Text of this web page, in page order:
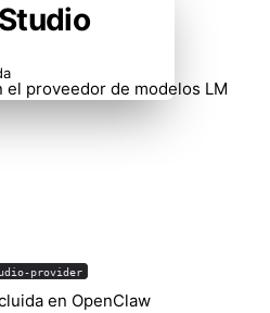
el proveedor de modelos LM
provider
en OpenClaw